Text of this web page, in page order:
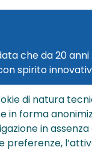
che da 20
spirito
di natura
in forma
in
preferenze,